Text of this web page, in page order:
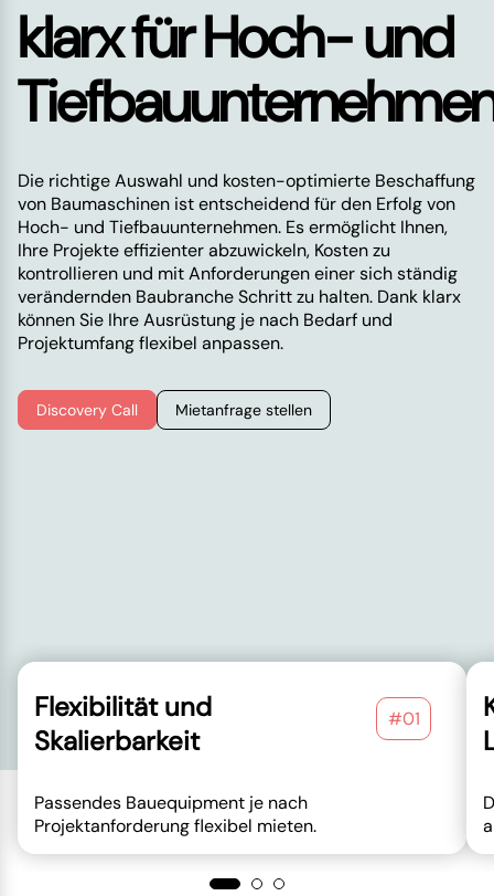
klarx für Hoch- und
Die richtige Auswahl und kosten-optimierte Beschaffung
von Baumaschinen ist entscheidend für den Erfolg von
Hoch- und Tiefbauunternehmen. Es ermöglicht Ihnen,
Ihre Projekte effizienter abzuwickeln, Kosten zu
kontrollieren und mit Anforderungen einer sich ständig
verändernden Baubranche Schritt zu halten. Dank klarx
können Sie Ihre Ausrüstung je nach Bedarf und
Projektumfang flexibel anpassen.
Discovery Call Mietanfrage stellen
#01
Flexibilität und
Skalierbarkeit
Passendes Bauequipment je nach
Projektanforderung flexibel mieten.